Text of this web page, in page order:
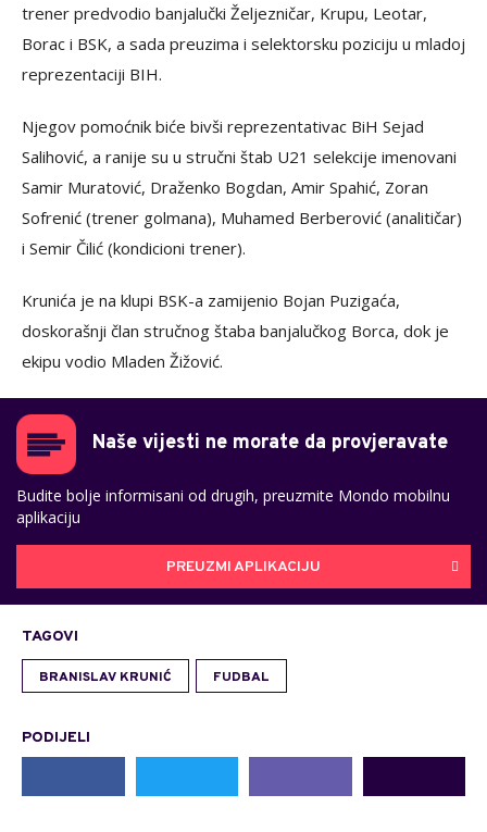
trener predvodio banjalučki Željezničar, Krupu, Leotar,
Borac i BSK, a sada preuzima i selektorsku poziciju u mladoj
reprezentaciji BIH.
Njegov pomoćnik biće bivši reprezentativac BiH Sejad
Salihović, a ranije su u stručni štab U21 selekcije imenovani
Samir Muratović, Draženko Bogdan, Amir Spahić, Zoran
Sofrenić (trener golmana), Muhamed Berberović (analitičar)
i Semir Čilić (kondicioni trener).
Krunića je na klupi BSK-a zamijenio Bojan Puzigaća,
doskorašnji član stručnog štaba banjalučkog Borca, dok je
ekipu vodio Mladen Žižović.
Naše vijesti ne morate da provjeravate
Budite bolje informisani od drugih, preuzmite Mondo mobilnu
aplikaciju
PREUZMI APLIKACIJU
TAGOVI
BRANISLAV KRUNIĆ FUDBAL
PODIJELI